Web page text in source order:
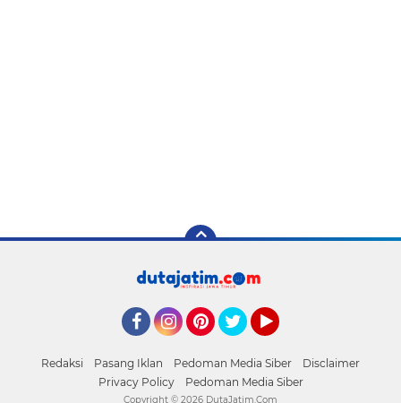
Redaksi Pasang Iklan Pedoman Media Siber
Disclaimer
Privacy Policy
Pedoman Media Siber
Copyright © 2026 DutaJatim.Com